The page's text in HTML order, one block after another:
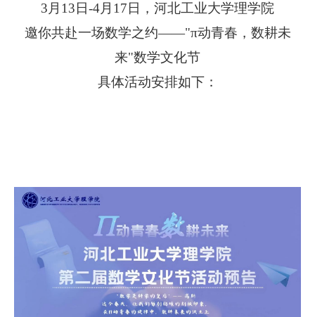
3月13日-4月17日，河北工业大学理学院
邀你共赴一场数学之约——"π动青春，数耕未
来"数学文化节
具体活动安排如下：